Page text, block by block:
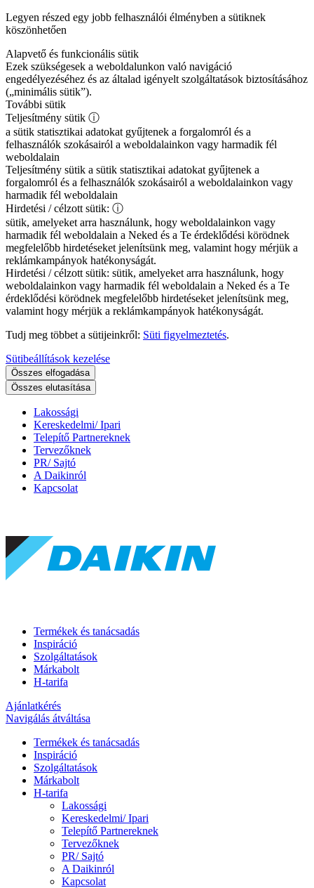
Legyen részed egy jobb felhasználói élményben a sütiknek
köszönhetően
Alapvető és funkcionális sütik
Ezek szükségesek a weboldalunkon való navigáció
engedélyezéséhez és az általad igényelt szolgáltatások biztosításához
(„minimális sütik”).
További sütik
Teljesítmény sütik ⓘ
a sütik statisztikai adatokat gyűjtenek a forgalomról és a
felhasználók szokásairól a weboldalainkon vagy harmadik fél
weboldalain
Teljesítmény sütik a sütik statisztikai adatokat gyűjtenek a
forgalomról és a felhasználók szokásairól a weboldalainkon vagy
harmadik fél weboldalain
Hirdetési / célzott sütik: ⓘ
sütik, amelyeket arra használunk, hogy weboldalainkon vagy
harmadik fél weboldalain a Neked és a Te érdeklődési körödnek
megfelelőbb hirdetéseket jelenítsünk meg, valamint hogy mérjük a
reklámkampányok hatékonyságát.
Hirdetési / célzott sütik: sütik, amelyeket arra használunk, hogy
weboldalainkon vagy harmadik fél weboldalain a Neked és a Te
érdeklődési körödnek megfelelőbb hirdetéseket jelenítsünk meg,
valamint hogy mérjük a reklámkampányok hatékonyságát.
Tudj meg többet a sütijeinkről: Süti figyelmeztetés.
Sütibeállítások kezelése
Összes elfogadása
Összes elutasítása
Lakossági
Kereskedelmi/ Ipari
Telepítő Partnereknek
Tervezőknek
PR/ Sajtó
A Daikinról
Kapcsolat
Termékek és tanácsadás
Inspiráció
Szolgáltatások
Márkabolt
H-tarifa
Ajánlatkérés
Navigálás átváltása
Termékek és tanácsadás
Inspiráció
Szolgáltatások
Márkabolt
H-tarifa
Lakossági
Kereskedelmi/ Ipari
Telepítő Partnereknek
Tervezőknek
PR/ Sajtó
A Daikinról
Kapcsolat